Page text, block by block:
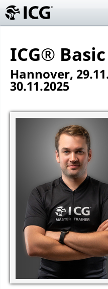
ICG®
Hannover,
30.11.2025